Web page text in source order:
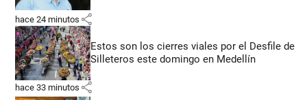
hace 24 minutos share
Estos son los cierres viales por el Desfile de
Silleteros este domingo en Medellín
hace 33 minutos share